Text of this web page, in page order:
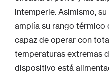
intemperie. Asimismo,
amplía su rango térmico
capaz de operar con
temperaturas extremas
dispositivo está